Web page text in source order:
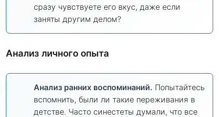
сразу чувствуете его вкус, даже если
заняты другим делом?
Анализ личного опыта
Анализ ранних воспоминаний. Попытайтесь
вспомнить, были ли такие переживания в
детстве. Часто синестеты думали, что все